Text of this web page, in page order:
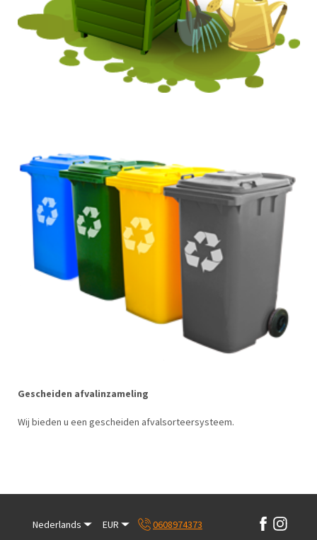
Gescheiden afvalinzameling
Wij bieden u een gescheiden afvalsorteersysteem.
Nederlands EUR 0608974373